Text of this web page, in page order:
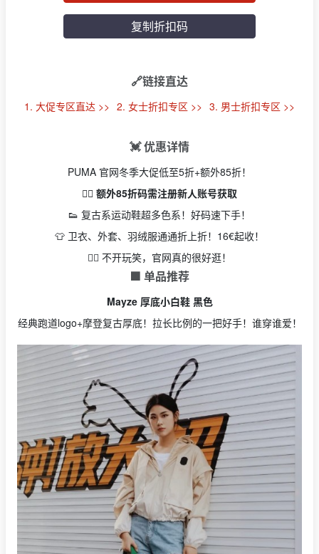
复制折扣码
🔗链接直达
1. 大促专区直达 >> 2. 女士折扣专区 >> 3. 男士折扣专区 >>
💓 优惠详情
PUMA 官网冬季大促低至5折+额外85折！
👉🏻 额外85折码需注册新人账号获取
👟 复古系运动鞋超多色系！好码速下手！
👕 卫衣、外套、羽绒服通通折上折！16€起收！
👉🏻 不开玩笑，官网真的很好逛！
🟩 单品推荐
Mayze 厚底小白鞋 黑色
经典跑道logo+摩登复古厚底！拉长比例的一把好手！谁穿谁爱！